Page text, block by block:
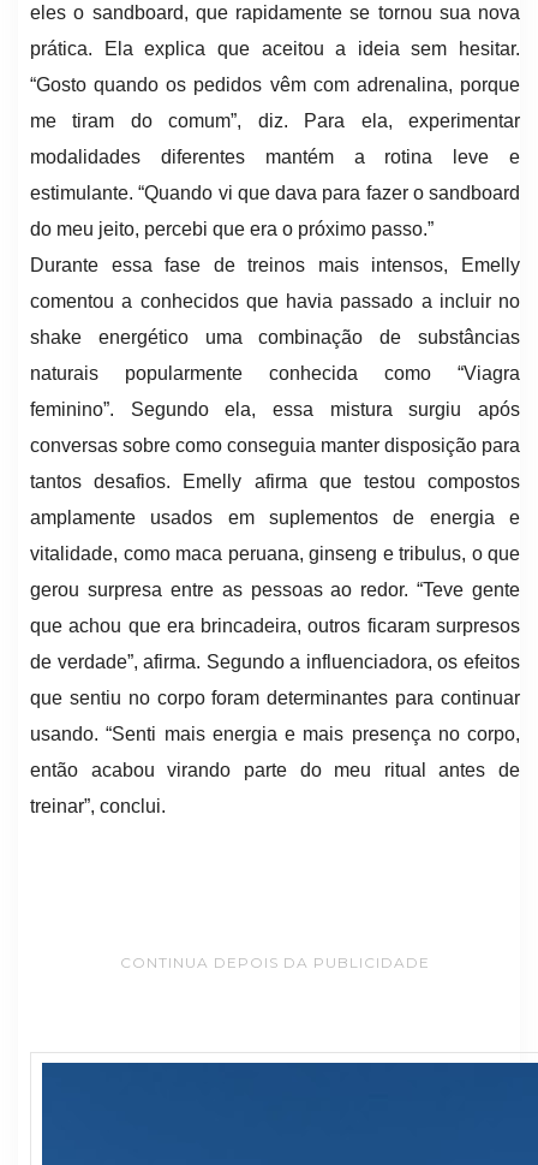
eles o sandboard, que rapidamente se tornou sua nova
prática. Ela explica que aceitou a ideia sem hesitar.
“Gosto quando os pedidos vêm com adrenalina, porque
me tiram do comum”, diz. Para ela, experimentar
modalidades diferentes mantém a rotina leve e
estimulante. “Quando vi que dava para fazer o sandboard
do meu jeito, percebi que era o próximo passo.”
Durante essa fase de treinos mais intensos, Emelly
comentou a conhecidos que havia passado a incluir no
shake energético uma combinação de substâncias
naturais popularmente conhecida como “Viagra
feminino”. Segundo ela, essa mistura surgiu após
conversas sobre como conseguia manter disposição para
tantos desafios. Emelly afirma que testou compostos
amplamente usados em suplementos de energia e
vitalidade, como maca peruana, ginseng e tribulus, o que
gerou surpresa entre as pessoas ao redor. “Teve gente
que achou que era brincadeira, outros ficaram surpresos
de verdade”, afirma. Segundo a influenciadora, os efeitos
que sentiu no corpo foram determinantes para continuar
usando. “Senti mais energia e mais presença no corpo,
então acabou virando parte do meu ritual antes de
treinar”, conclui.
CONTINUA DEPOIS DA PUBLICIDADE